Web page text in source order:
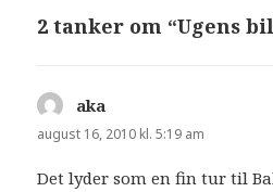
2 tanker om “Ugens
aka
august 16, 2010 kl. 5:19 am
Det lyder som en fin tur til